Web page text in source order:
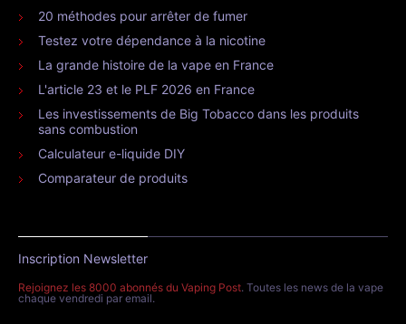
20 méthodes pour arrêter de fumer
Testez votre dépendance à la nicotine
La grande histoire de la vape en France
L'article 23 et le PLF 2026 en France
Les investissements de Big Tobacco dans les produits
sans combustion
Calculateur e-liquide DIY
Comparateur de produits
Inscription Newsletter
Rejoignez les 8000 abonnés du Vaping Post. Toutes les news de la vape
chaque vendredi par email.